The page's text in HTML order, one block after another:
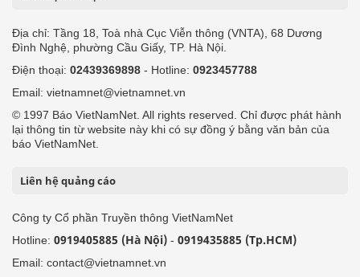
Địa chỉ: Tầng 18, Toà nhà Cục Viễn thông (VNTA), 68 Dương
Đình Nghệ, phường Cầu Giấy, TP. Hà Nội.
Điện thoại: 02439369898 - Hotline: 0923457788
Email: vietnamnet@vietnamnet.vn
© 1997 Báo VietNamNet. All rights reserved. Chỉ được phát hành
lại thông tin từ website này khi có sự đồng ý bằng văn bản của
báo VietNamNet.
Liên hệ quảng cáo
Công ty Cổ phần Truyền thông VietNamNet
Hotline: 0919405885 (Hà Nội) - 0919435885 (Tp.HCM)
Email: contact@vietnamnet.vn